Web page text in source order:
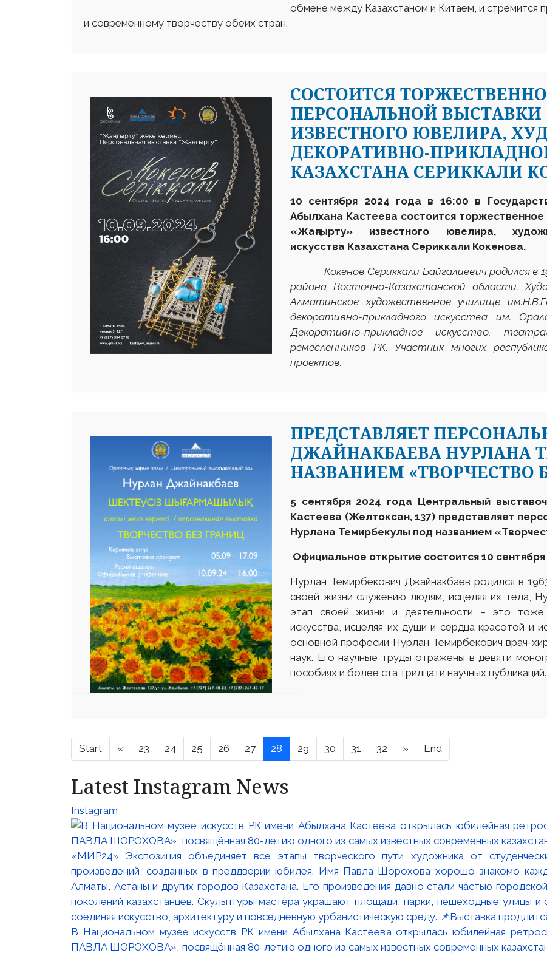
обмене между Казахстаном и Китаем, и стремится
и современному творчеству обеих стран.
CОСТОИТСЯ
ПЕРСОНАЛЬНОЙ ВЫСТАВКИ
ИЗВЕСТНОГО ЮВЕЛИРА,
ДЕКОРАТИВНО-
КАЗАХСТАНА СЕРИККАЛИ
10 сентября 2024 года в 16:00 в
Абылхана Кастеева состоится
«Жаңғырту» известного ювелира,
искусства Казахстана Сериккали Кокенова.
Кокенов Сериккали Байгалиевич родился в
района Восточно-Казахстанской области.
Алматинское художественное училище
декоративно-прикладного искусства им.
Декоративно-прикладное искусство,
ремесленников РК. Участник многих
проектов.
ПРЕДСТАВЛЯЕТ
ДЖАЙНАКБАЕВА НУРЛАНА
НАЗВАНИЕМ «ТВОРЧЕСТВО
5 сентября 2024 года Центральный
Кастеева (Желтоксан, 137) представляет
Нурлана Темирбекулы под названием
Официальное открытие состоится 10 сентября
Нурлан Темирбекович Джайнакбаев родился в
своей жизни служению людям, исцеляя их тела,
этап своей жизни и деятельности – это
искусства, исцеляя их души и сердца красотой и
основной професии Нурлан Темирбекович врач-
наук. Его научные труды отражены в девяти
пособиях и более ста тридцати научных публикаций.
Start « 23 24 25 26 27 28 29 30 31 32 » End
Latest Instagram News
Instagram
В Национальном музее искусств РК имени Абылхана Кастеева открылась юбилейная
ПАВЛА ШОРОХОВА», посвящённая 80-летию одного из самых известных современных